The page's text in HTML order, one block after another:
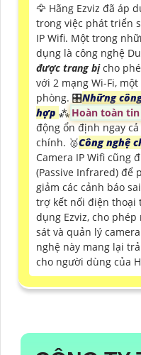
🦅 Hãng Ezviz đã áp
trong việc phát triển
IP Wifi. Một trong
dụng là công nghệ
được trang bịcho
với 2 mạng Wi-Fi,
phòng. 🎛Những
hợp ⁂Hoàn toàn tin
động ổn định ngay
chính. ️🥈Công nghệ
Camera IP Wifi cũng
(Passive Infrared) để
giảm các cảnh báo
trợ kết nối điện thoại
dụng Ezviz, cho
sát và quản lý
nghệ này mang lại
cho người dùng của